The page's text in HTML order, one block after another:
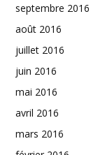
septembre 2016
août 2016
juillet 2016
juin 2016
mai 2016
avril 2016
mars 2016